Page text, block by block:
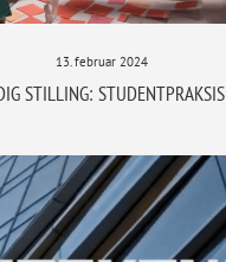
13. februar 2024
STILLING: STUDENTPRAKSIS